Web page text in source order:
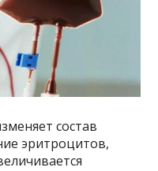
состав
эритроцитов,